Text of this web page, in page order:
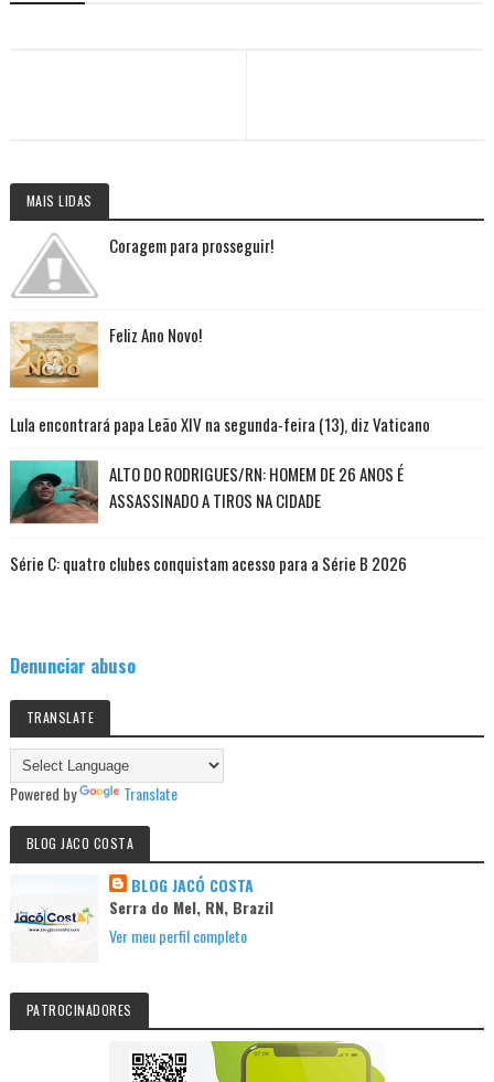
MAIS LIDAS
Coragem para prosseguir!
Feliz Ano Novo!
Lula encontrará papa Leão XIV na segunda-feira (13), diz Vaticano
ALTO DO RODRIGUES/RN: HOMEM DE 26 ANOS É
ASSASSINADO A TIROS NA CIDADE
Série C: quatro clubes conquistam acesso para a Série B 2026
Denunciar abuso
TRANSLATE
Powered by Translate
BLOG JACO COSTA
BLOG JACÓ COSTA
Serra do Mel, RN, Brazil
Ver meu perfil completo
PATROCINADORES